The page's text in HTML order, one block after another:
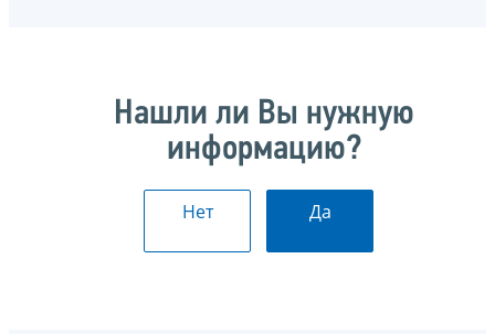
Нашли ли Вы нужную
информацию?
Нет Да